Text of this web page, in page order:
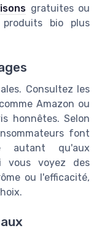
gratuites ou
bio plus
Consultez les
Amazon ou
honnêtes. Selon
font
autant qu'aux
vous voyez des
ou l'efficacité,